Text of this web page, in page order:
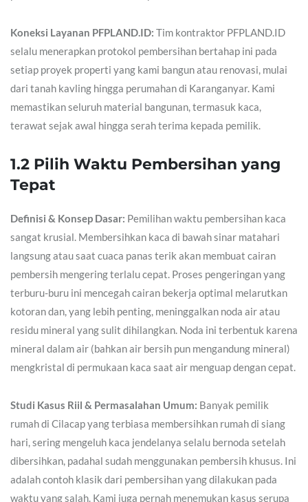
Koneksi Layanan PFPLAND.ID: Tim kontraktor PFPLAND.ID
selalu menerapkan protokol pembersihan bertahap ini pada
setiap proyek properti yang kami bangun atau renovasi, mulai
dari tanah kavling hingga perumahan di Karanganyar. Kami
memastikan seluruh material bangunan, termasuk kaca,
terawat sejak awal hingga serah terima kepada pemilik.
1.2 Pilih Waktu Pembersihan yang
Tepat
Definisi & Konsep Dasar: Pemilihan waktu pembersihan kaca
sangat krusial. Membersihkan kaca di bawah sinar matahari
langsung atau saat cuaca panas terik akan membuat cairan
pembersih mengering terlalu cepat. Proses pengeringan yang
terburu-buru ini mencegah cairan bekerja optimal melarutkan
kotoran dan, yang lebih penting, meninggalkan noda air atau
residu mineral yang sulit dihilangkan. Noda ini terbentuk karena
mineral dalam air (bahkan air bersih pun mengandung mineral)
mengkristal di permukaan kaca saat air menguap dengan cepat.
Studi Kasus Riil & Permasalahan Umum: Banyak pemilik
rumah di Cilacap yang terbiasa membersihkan rumah di siang
hari, sering mengeluh kaca jendelanya selalu bernoda setelah
dibersihkan, padahal sudah menggunakan pembersih khusus. Ini
adalah contoh klasik dari pembersihan yang dilakukan pada
waktu yang salah. Kami juga pernah menemukan kasus serupa